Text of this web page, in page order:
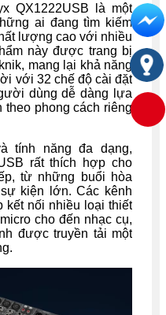
QX1222USB là một
ai đang tìm kiếm
lượng cao với nhiều
này được trang bị
mang lại khả năng
với 32 chế độ cài đặt
dùng dễ dàng lựa
theo phong cách riêng
tính năng đa dạng,
rất thích hợp cho
từ những buổi hòa
kiện lớn. Các kênh
kết nối nhiều loại thiết
cho đến nhạc cụ,
được truyền tải một